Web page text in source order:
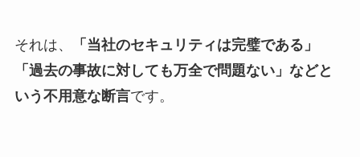
それは、
「当社のセキュリティは完璧である」
「過去の事故に対しても万全で問題ない」などと
いう不用意な断言です。